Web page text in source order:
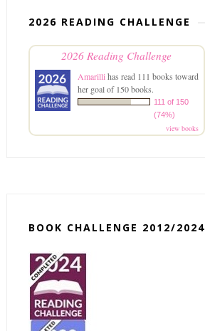
2026 READING CHALLENGE
2026 Reading Challenge
Amarillihas read 111 books toward
her goal of 150 books.
111 of 150
(74%)
view books
BOOK CHALLENGE 2012/2024